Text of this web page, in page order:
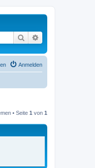
Suche
Anmelden
• Seite 1 von 1